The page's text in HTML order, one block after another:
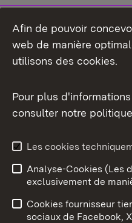
Aperçu des thèmes
Conseils d'utilisation
Afin de pouvoir
web de manière
utilisons des cookies.
Pour plus
consulter notre
Les cookies
Analyse-Cookies (Les
exclusivement de
Cookies fournisseur
sociaux de Facebook,